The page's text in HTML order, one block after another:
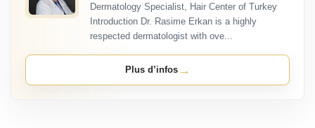
Dermatology Specialist, Hair Center of Turkey
Introduction Dr. Rasime Erkan is a highly
respected dermatologist with ove...
Plus d’infos→